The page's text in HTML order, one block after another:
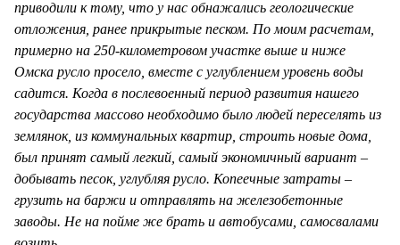
приводили к тому, что у нас обнажались геологические
отложения, ранее прикрытые песком. По моим расчетам,
примерно на 250-километровом участке выше и ниже
Омска русло просело, вместе с углублением уровень воды
садится. Когда в послевоенный период развития нашего
государства массово необходимо было людей переселять из
землянок, из коммунальных квартир, строить новые дома,
был принят самый легкий, самый экономичный вариант –
добывать песок, углубляя русло. Копеечные затраты –
грузить на баржи и отправлять на железобетонные
заводы. Не на пойме же брать и автобусами, самосвалами